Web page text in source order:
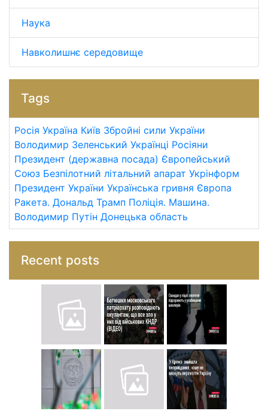
Наука
Навколишнє середовище
Tags
Росія Україна Київ Збройні сили України
Володимир Зеленський Українці Росіяни
Президент (державна посада) Європейський
Союз Безпілотний літальний апарат Укрінформ
Президент України Українська гривня Європа
Ракета. Дональд Трамп Поліція. Машина.
Володимир Путін Донецька область
Recent posts